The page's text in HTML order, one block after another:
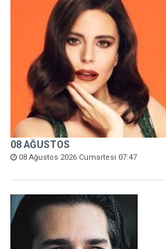
08 AĞUSTOS
08 Ağustos 2026 Cumartesi 07:47